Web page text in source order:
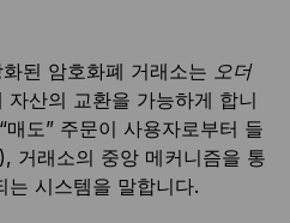
된 암호화폐 거래소는 오더
자산의 교환을 가능하게 합니
도” 주문이 사용자로부터 들
거래소의 중앙 메커니즘을 통
시스템을 말합니다.